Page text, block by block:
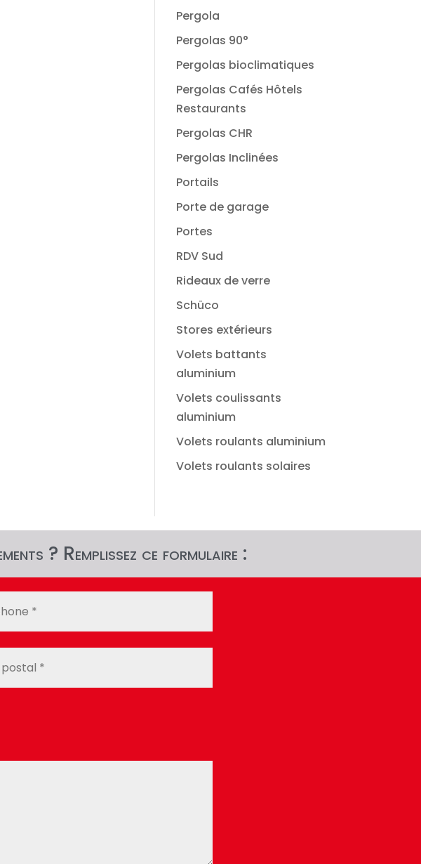
Pergola
Pergolas 90°
Pergolas bioclimatiques
Pergolas Cafés Hôtels
Restaurants
Pergolas CHR
Pergolas Inclinées
Portails
Porte de garage
Portes
RDV Sud
Rideaux de verre
Schüco
Stores extérieurs
Volets battants
aluminium
Volets coulissants
aluminium
Volets roulants aluminium
Volets roulants solaires
? Remplissez ce formulaire :